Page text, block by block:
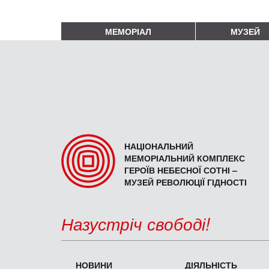
МЕМОРІАЛ МУЗЕЙ
НАЦІОНАЛЬНИЙ
МЕМОРІАЛЬНИЙ КОМПЛЕКС
ГЕРОЇВ НЕБЕСНОЇ СОТНІ –
МУЗЕЙ РЕВОЛЮЦІЇ ГІДНОСТІ
Назустріч свободі!
НОВИНИ ДІЯЛЬНІСТЬ